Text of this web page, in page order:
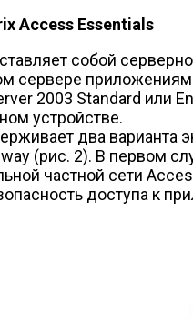
Access Essentials
собой
сервере
2003 Standard или
устройстве.
два варианта
(рис. 2). В первом
частной сети
доступа к